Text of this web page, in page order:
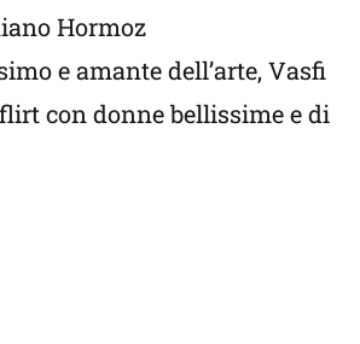
Hormoz
e amante dell’arte, Vasfi
con donne bellissime e di